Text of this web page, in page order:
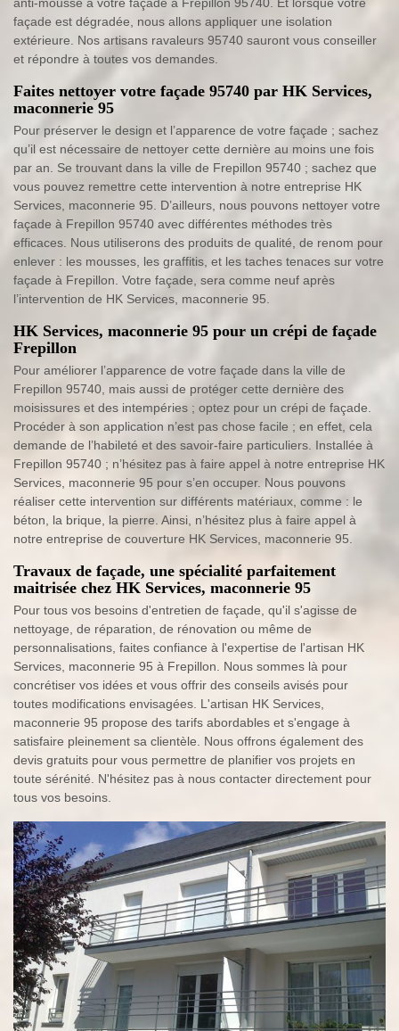
anti-mousse à votre façade à Frepillon 95740. Et lorsque votre
façade est dégradée, nous allons appliquer une isolation
extérieure. Nos artisans ravaleurs 95740 sauront vous conseiller
et répondre à toutes vos demandes.
Faites nettoyer votre façade 95740 par HK Services,
maconnerie 95
Pour préserver le design et l’apparence de votre façade ; sachez
qu’il est nécessaire de nettoyer cette dernière au moins une fois
par an. Se trouvant dans la ville de Frepillon 95740 ; sachez que
vous pouvez remettre cette intervention à notre entreprise HK
Services, maconnerie 95. D’ailleurs, nous pouvons nettoyer votre
façade à Frepillon 95740 avec différentes méthodes très
efficaces. Nous utiliserons des produits de qualité, de renom pour
enlever : les mousses, les graffitis, et les taches tenaces sur votre
façade à Frepillon. Votre façade, sera comme neuf après
l’intervention de HK Services, maconnerie 95.
HK Services, maconnerie 95 pour un crépi de façade
Frepillon
Pour améliorer l’apparence de votre façade dans la ville de
Frepillon 95740, mais aussi de protéger cette dernière des
moisissures et des intempéries ; optez pour un crépi de façade.
Procéder à son application n’est pas chose facile ; en effet, cela
demande de l’habileté et des savoir-faire particuliers. Installée à
Frepillon 95740 ; n’hésitez pas à faire appel à notre entreprise HK
Services, maconnerie 95 pour s’en occuper. Nous pouvons
réaliser cette intervention sur différents matériaux, comme : le
béton, la brique, la pierre. Ainsi, n’hésitez plus à faire appel à
notre entreprise de couverture HK Services, maconnerie 95.
Travaux de façade, une spécialité parfaitement
maitrisée chez HK Services, maconnerie 95
Pour tous vos besoins d'entretien de façade, qu'il s'agisse de
nettoyage, de réparation, de rénovation ou même de
personnalisations, faites confiance à l'expertise de l'artisan HK
Services, maconnerie 95 à Frepillon. Nous sommes là pour
concrétiser vos idées et vous offrir des conseils avisés pour
toutes modifications envisagées. L'artisan HK Services,
maconnerie 95 propose des tarifs abordables et s'engage à
satisfaire pleinement sa clientèle. Nous offrons également des
devis gratuits pour vous permettre de planifier vos projets en
toute sérénité. N'hésitez pas à nous contacter directement pour
tous vos besoins.